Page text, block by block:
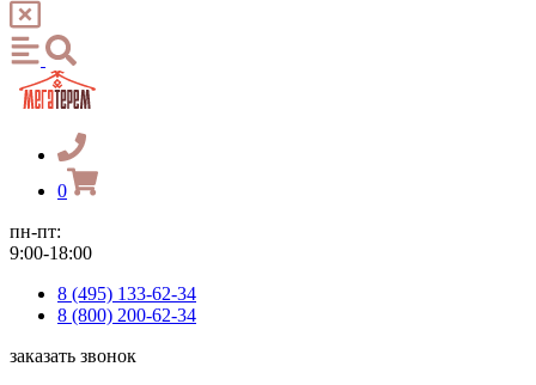
0
пн-пт:
9:00-18:00
8 (495) 133-62-34
8 (800) 200-62-34
заказать звонок